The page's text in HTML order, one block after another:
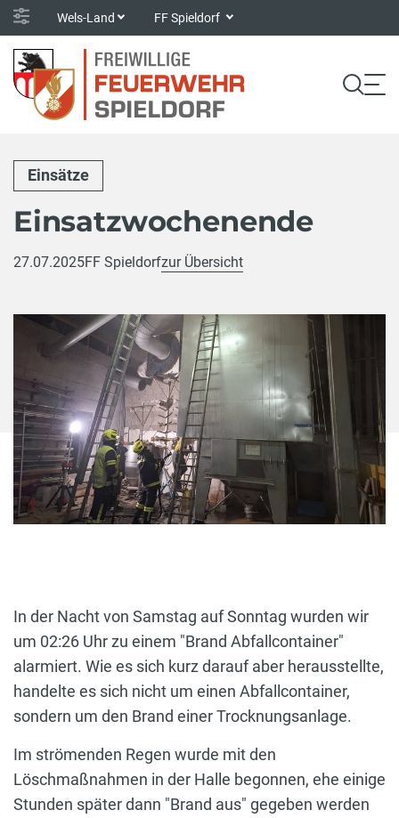
Wels-Land FF Spieldorf
Einsätze
Einsatzwochenende
27.07.2025FF Spieldorfzur Übersicht
In der Nacht von Samstag auf Sonntag wurden wir
um 02:26 Uhr zu einem "Brand Abfallcontainer"
alarmiert. Wie es sich kurz darauf aber herausstellte,
handelte es sich nicht um einen Abfallcontainer,
sondern um den Brand einer Trocknungsanlage.
Im strömenden Regen wurde mit den
Löschmaßnahmen in der Halle begonnen, ehe einige
Stunden später dann "Brand aus" gegeben werden